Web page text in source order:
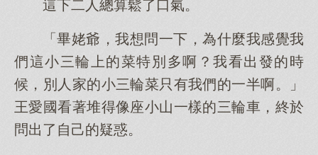
這下二人總算鬆了口氣。
「畢姥爺，我想問一下，為什麼我感覺我
們這小三輪上的菜特別多啊？我看出發的時
候，別人家的小三輪菜只有我們的一半啊。」
王愛國看著堆得像座小山一樣的三輪車，終於
問出了自己的疑惑。